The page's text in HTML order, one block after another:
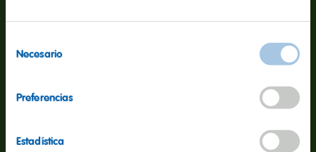
deNecesario
Preferencias
Estadística
Información nutricional por 100 g
343kcal